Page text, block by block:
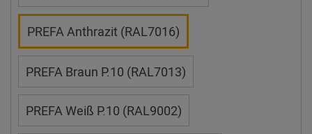
PREFA Anthrazit (RAL7016)
PREFA Braun P.10 (RAL7013)
PREFA Weiß P.10 (RAL9002)